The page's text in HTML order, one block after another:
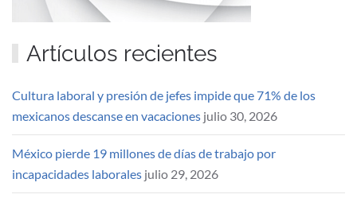
Artículos recientes
Cultura laboral y presión de jefes impide que 71% de los
mexicanos descanse en vacaciones julio 30, 2026
México pierde 19 millones de días de trabajo por
incapacidades laborales julio 29, 2026